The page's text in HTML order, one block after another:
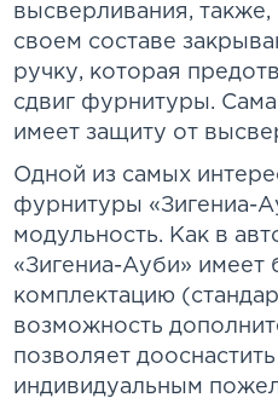
высверливания, также,
своем составе
ручку, которая
сдвиг фурнитуры.
имеет защиту от
Одной из самых
фурнитуры «Зигениа-
модульность. Как в
«Зигениа-Ауби» имеет
комплектацию
возможность
позволяет
индивидуальным